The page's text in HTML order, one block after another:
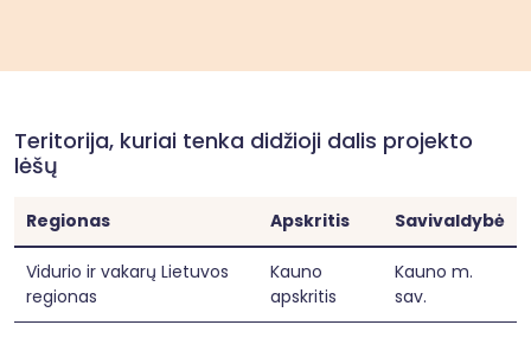
Teritorija, kuriai tenka didžioji dalis projekto
lėšų
Regionas Apskritis Savivaldybė
Vidurio ir vakarų Lietuvos
regionas
Kauno
apskritis
Kauno m.
sav.